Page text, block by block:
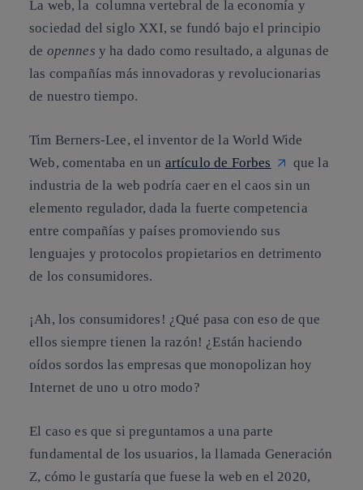
La web, la columna vertebral de la economía y
sociedad del siglo XXI, se fundó bajo el principio
de opennes y ha dado como resultado, a algunas de
las compañías más innovadoras y revolucionarias
de nuestro tiempo.
Tim Berners-Lee, el inventor de la World Wide
Web, comentaba en un artículo de Forbes
que la
industria de la web podría caer en el caos sin un
elemento regulador, dada la fuerte competencia
entre compañías y países promoviendo sus
lenguajes y protocolos propietarios en detrimento
de los consumidores.
¡Ah, los consumidores! ¿Qué pasa con eso de que
ellos siempre tienen la razón! ¿Están haciendo
oídos sordos las empresas que monopolizan hoy
Internet de uno u otro modo?
El caso es que si preguntamos a una parte
fundamental de los usuarios, la llamada Generación
Z, cómo le gustaría que fuese la web en el 2020,